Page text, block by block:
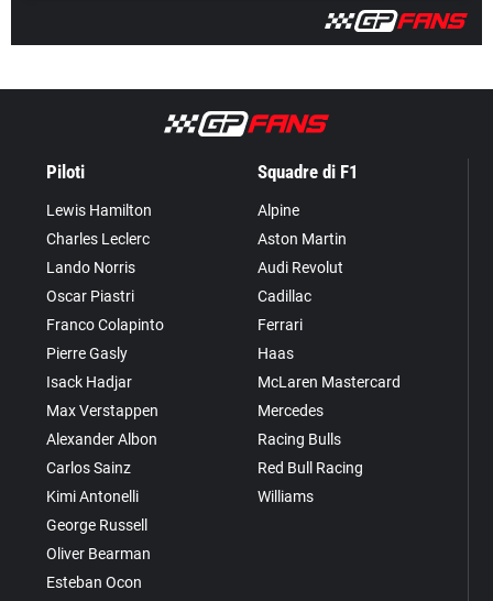
Piloti
Lewis Hamilton
Charles Leclerc
Lando Norris
Oscar Piastri
Franco Colapinto
Pierre Gasly
Isack Hadjar
Max Verstappen
Alexander Albon
Carlos Sainz
Kimi Antonelli
George Russell
Oliver Bearman
Esteban Ocon
Squadre di F1
Alpine
Aston Martin
Audi Revolut
Cadillac
Ferrari
Haas
McLaren Mastercard
Mercedes
Racing Bulls
Red Bull Racing
Williams